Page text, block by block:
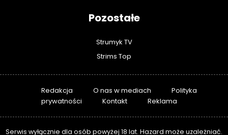
Pozostałe
Strumyk TV
Strims Top
Redakcja O nas w mediach
Polityka
prywatności
Kontakt Reklama
Serwis wyłącznie dla osób powyżej 18 lat. Hazard może uzależniać.